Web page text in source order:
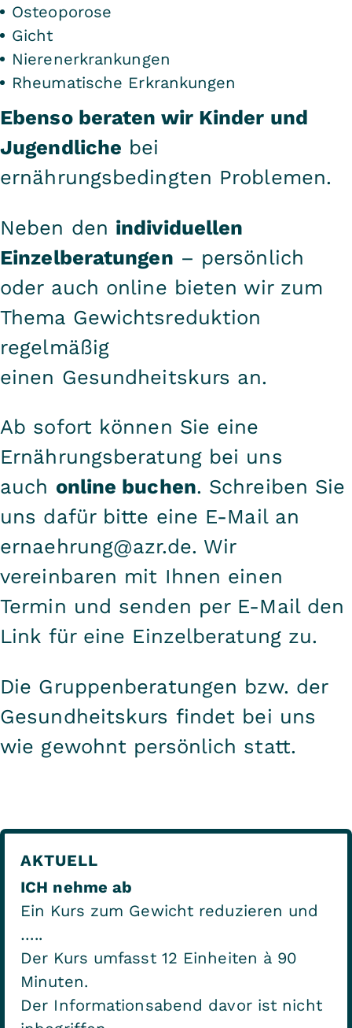
Osteoporose
Gicht
Nierenerkrankungen
Rheumatische Erkrankungen
Ebenso beraten wir Kinder und
Jugendliche bei
ernährungsbedingten Problemen.
Neben den individuellen
Einzelberatungen – persönlich
oder auch online bieten wir zum
Thema Gewichtsreduktion
regelmäßig
einen Gesundheitskurs an.
Ab sofort können Sie eine
Ernährungsberatung bei uns
auch online buchen. Schreiben Sie
uns dafür bitte eine E-Mail an
ernaehrung@azr.de. Wir
vereinbaren mit Ihnen einen
Termin und senden per E-Mail den
Link für eine Einzelberatung zu.
Die Gruppenberatungen bzw. der
Gesundheitskurs findet bei uns
wie gewohnt persönlich statt.
AKTUELL
ICH nehme ab
Ein Kurs zum Gewicht reduzieren und
…..
Der Kurs umfasst 12 Einheiten à 90
Minuten.
Der Informationsabend davor ist nicht